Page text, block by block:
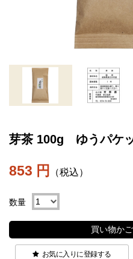
芽茶 100g ゆうパケ
853 円 （税込）
数量
買い物か
お気に入りに登録する